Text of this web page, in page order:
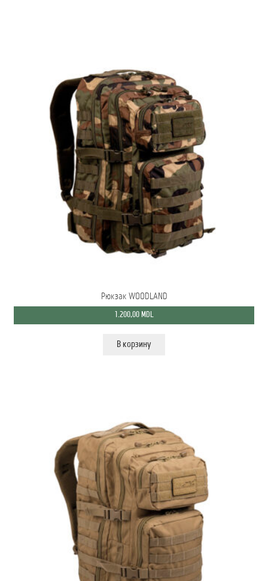
Рюкзак WOODLAND
1.200,00 MDL
В корзину